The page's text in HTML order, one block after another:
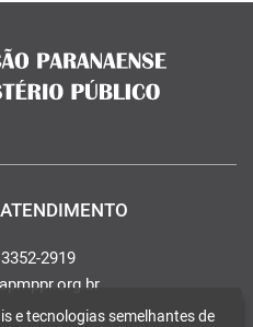
2919
e tecnologias semelhantes de